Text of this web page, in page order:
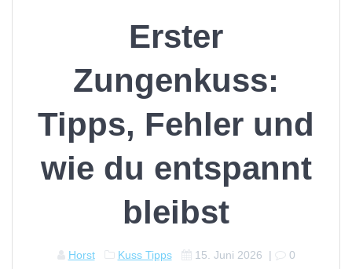
Erster
Zungenkuss:
Tipps, Fehler und
wie du entspannt
bleibst
Horst Kuss Tipps 15. Juni 2026 | 0